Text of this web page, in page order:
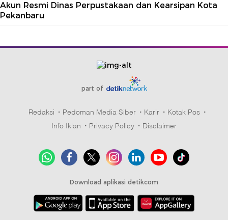
Akun Resmi Dinas Perpustakaan dan Kearsipan Kota
Pekanbaru
part of
Redaksi Pedoman Media Siber Karir
Kotak Pos
Info Iklan
Privacy Policy Disclaimer
Download aplikasi detikcom